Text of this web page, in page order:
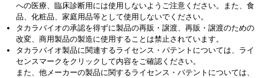
への医療、臨床診断用には使用しないようご注意ください。また、食
品、化粧品、家庭用品等として使用しないでください。
タカラバイオの承認を得ずに製品の再販・譲渡、再販・譲渡のための
改変、商用製品の製造に使用することは禁止されています。
タカラバイオ製品に関連するライセンス・パテントについては、ライ
センスマークをクリックして内容をご確認ください。
また、他メーカーの製品に関するライセンス・パテントについては、